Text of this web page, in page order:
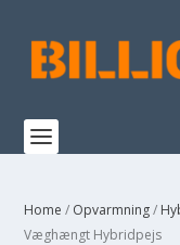
Home / Opvarmning/
Væghængt Hybridpejs